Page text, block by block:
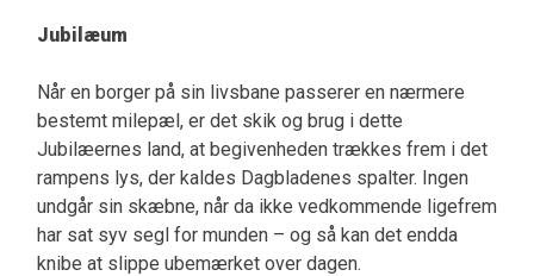
Jubilæum
Når en borger på sin livsbane passerer en nærmere
bestemt milepæl, er det skik og brug i dette
Jubilæernes land, at begivenheden trækkes frem i det
rampens lys, der kaldes Dagbladenes spalter. Ingen
undgår sin skæbne, når da ikke vedkommende ligefrem
har sat syv segl for munden – og så kan det endda
knibe at slippe ubemærket over dagen.